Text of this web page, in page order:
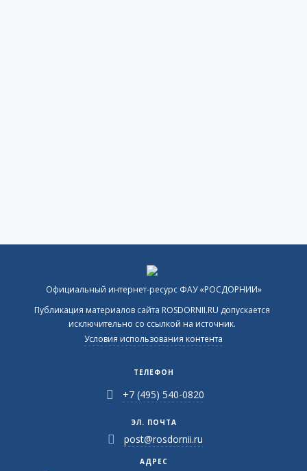
Официальный интернет-ресурс ФАУ «РОСДОРНИИ»
Публикация материалов сайта ROSDORNII.RU допускается
исключительно со ссылкой на источник.
Условия использования контента
ТЕЛЕФОН
+7 (495) 540-0820
ЭЛ. ПОЧТА
post@rosdornii.ru
АДРЕС